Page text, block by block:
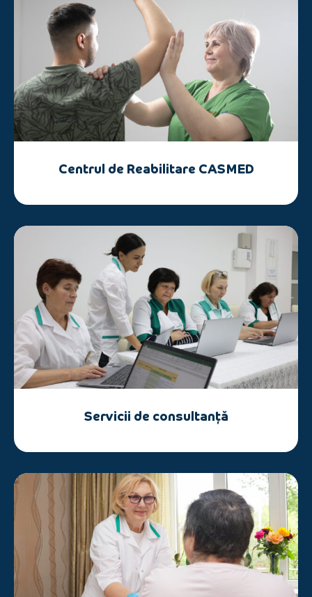
Centrul de Reabilitare CASMED
Servicii de consultanță